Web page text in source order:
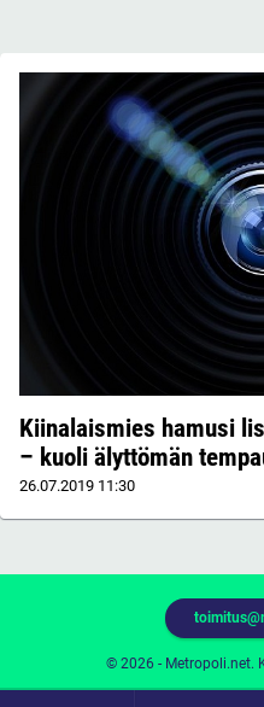
Kiinalaismies hamusi
– kuoli älyttömän
26.07.2019 11:30
© 2026 - Metropoli.net.